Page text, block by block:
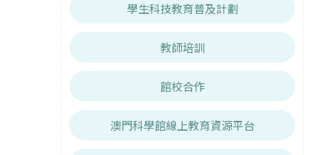
學生科技教育普及計劃
教師培訓
館校合作
澳門科學館線上教育資源平台